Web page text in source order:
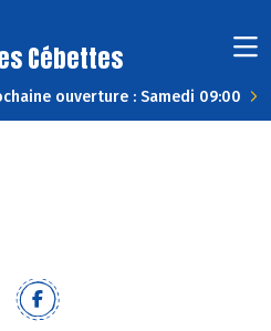
Cébettes
ouverture : Samedi 09:00